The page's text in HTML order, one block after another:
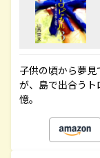
子供の頃から夢
が、島で出合う
憶。